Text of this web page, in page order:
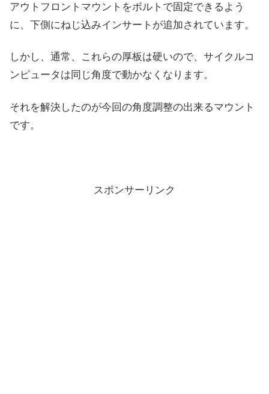
アウトフロントマウントをボルトで固定できるよう
に、下側にねじ込みインサートが追加されています。
しかし、通常、これらの厚板は硬いので、サイクルコ
ンピュータは同じ角度で動かなくなります。
それを解決したのが今回の角度調整の出来るマウント
です。
スポンサーリンク